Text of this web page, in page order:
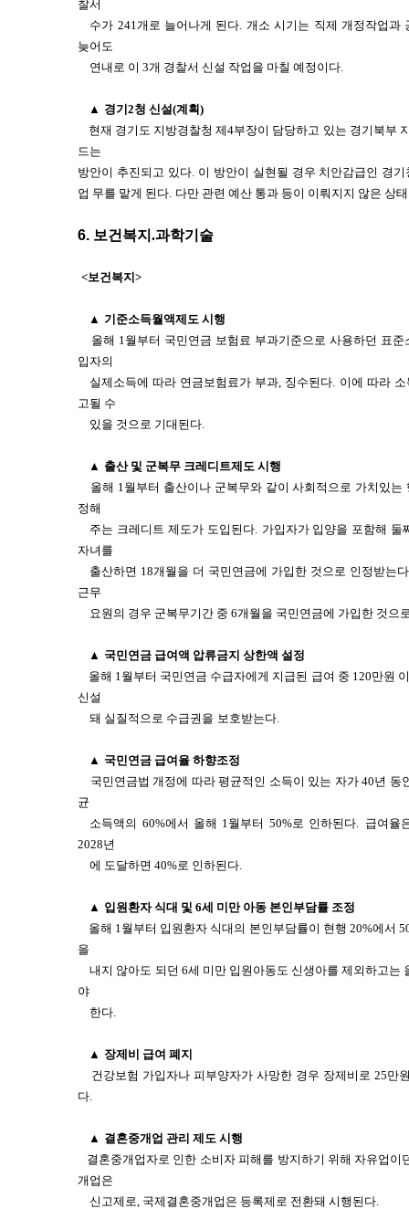
찰서
수가 241개로 늘어나게 된다. 개소 시기는 직제 개정작업과
늦어도
연내로 이 3개 경찰서 신설 작업을 마칠 예정이다.
▲ 경기2청 신설(계획)
현재 경기도 지방경찰청 제4부장이 담당하고 있는 경기북부
드는
방안이 추진되고 있다. 이 방안이 실현될 경우 치안감급인 경
업 무를 맡게 된다. 다만 관련 예산 통과 등이 이뤄지지 않은 상
6. 보건복지.과학기술
<보건복지>
▲ 기준소득월액제도 시행
올해 1월부터 국민연금 보험료 부과기준으로 사용하던 표
입자의
실제소득에 따라 연금보험료가 부과, 징수된다. 이에 따라
고될 수
있을 것으로 기대된다.
▲ 출산 및 군복무 크레디트제도 시행
올해 1월부터 출산이나 군복무와 같이 사회적으로 가치있
정해
주는 크레디트 제도가 도입된다. 가입자가 입양을 포함해 둘
자녀를
출산하면 18개월을 더 국민연금에 가입한 것으로 인정받는
근무
요원의 경우 군복무기간 중 6개월을 국민연금에 가입한 것으
▲ 국민연금 급여액 압류금지 상한액 설정
올해 1월부터 국민연금 수급자에게 지급된 급여 중 120만원
신설
돼 실질적으로 수급권을 보호받는다.
▲ 국민연금 급여율 하향조정
국민연금법 개정에 따라 평균적인 소득이 있는 자가 40년
균
소득액의 60%에서 올해 1월부터 50%로 인하된다. 급여율
2028년
에 도달하면 40%로 인하된다.
▲ 입원환자 식대 및 6세 미만 아동 본인부담률 조정
올해 1월부터 입원환자 식대의 본인부담률이 현행 20%에서
을
내지 않아도 되던 6세 미만 입원아동도 신생아를 제외하고는
야
한다.
▲ 장제비 급여 폐지
건강보험 가입자나 피부양자가 사망한 경우 장제비로 25만
다.
▲ 결혼중개업 관리 제도 시행
결혼중개업자로 인한 소비자 피해를 방지하기 위해 자유업
개업은
신고제로, 국제결혼중개업은 등록제로 전환돼 시행된다.